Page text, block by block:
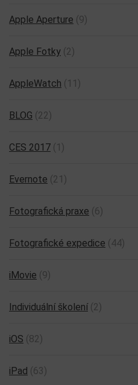
Apple Aperture (9)
Apple Fotky (2)
AppleWatch (11)
BLOG (22)
CES 2017 (1)
Evernote (21)
Fotografická praxe (6)
Fotografické expedice (44)
iMovie (9)
Individuální školení (2)
iOS (82)
iPad (63)